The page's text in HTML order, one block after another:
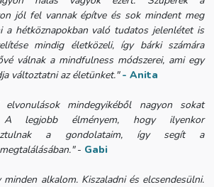
jól fel vannak építve és sok mindent meg
a hétköznapokban való tudatos jelenlétet is
mindig életközeli, így bárki számára
válnak a mindfulness módszerei, ami egy
változtatni az életünket." - Anita
mindegyikéből nagyon sokat
legjobb élményem, hogy ilyenkor
a gondolataim, így segít a
- Gabi
minden alkalom. Kiszaladni és elcsendesülni.